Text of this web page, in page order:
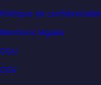
Politique de confidentialité
Mentions légales
CGU
CGV